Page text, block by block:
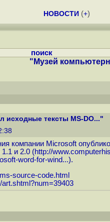
НОВОСТИ (+)
поиск
"Музей
исходные тексты MS-DO..."
компании Microsoft
и 2.0 (http://
word-for-wind...).
source-code.html